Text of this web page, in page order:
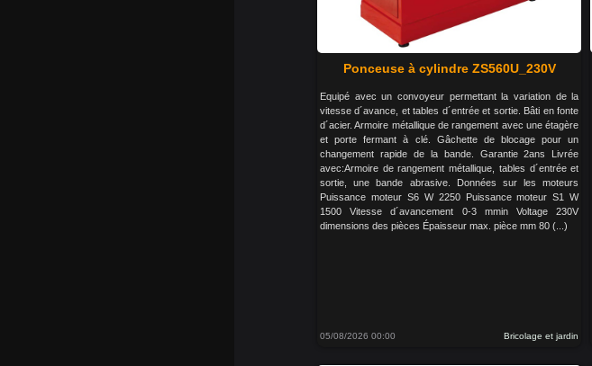
Ponceuse à cylindre ZS560U_230V
Equipé avec un convoyeur permettant la variation de la
vitesse d´avance, et tables d´entrée et sortie. Bâti en fonte
d´acier. Armoire métallique de rangement avec une étagère
et porte fermant à clé. Gâchette de blocage pour un
changement rapide de la bande. Garantie 2ans Livrée
avec:Armoire de rangement métallique, tables d´entrée et
sortie, une bande abrasive. Données sur les moteurs
Puissance moteur S6 W 2250 Puissance moteur S1 W
1500 Vitesse d´avancement 0-3 mmin Voltage 230V
dimensions des pièces Épaisseur max. pièce mm 80 (...)
05/08/2026 00:00 Bricolage et jardin